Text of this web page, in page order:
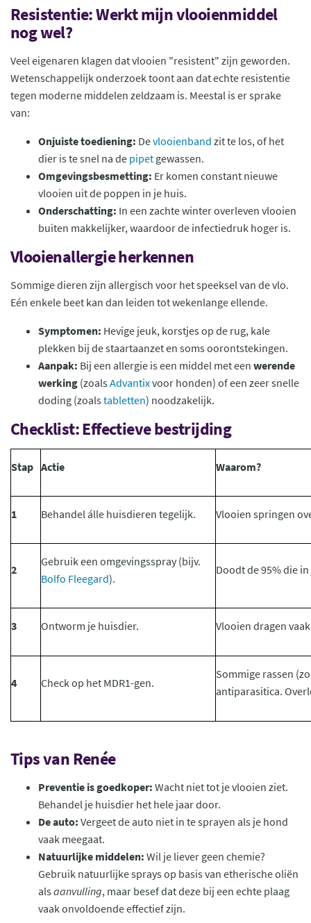
Resistentie: Werkt mijn vlooienmiddel
nog wel?
Veel eigenaren klagen dat vlooien "resistent" zijn geworden.
Wetenschappelijk onderzoek toont aan dat echte resistentie
tegen moderne middelen zeldzaam is. Meestal is er sprake
van:
Onjuiste toediening: Devlooienband zit te los, of het
dier is te snel na de pipet gewassen.
Omgevingsbesmetting: Er komen constant nieuwe
vlooien uit de poppen in je huis.
Onderschatting: In een zachte winter overleven vlooien
buiten makkelijker, waardoor de infectiedruk hoger is.
Vlooienallergie herkennen
Sommige dieren zijn allergisch voor het speeksel van de vlo.
Eén enkele beet kan dan leiden tot wekenlange ellende.
Symptomen: Hevige jeuk, korstjes op de rug, kale
plekken bij de staartaanzet en soms oorontstekingen.
Aanpak: Bij een allergie is een middel met een werende
werking (zoalsAdvantixvoor honden) of een zeer snelle
doding (zoalstabletten) noodzakelijk.
Checklist: Effectieve bestrijding
Stap Actie Waarom?
1 Behandel álle huisdieren tegelijk. Vlooien springen
2
Gebruik een omgevingsspray (bijv.
Bolfo Fleegard).
Doodt de 95% die
3 Ontworm je huisdier. Vlooien dragen
4 Check op het MDR1-gen.
Sommige rassen
antiparasitica.
Tips van Renée
Preventie is goedkoper: Wacht niet tot je vlooien ziet.
Behandel je huisdier het hele jaar door.
De auto: Vergeet de auto niet in te sprayen als je hond
vaak meegaat.
Natuurlijke middelen: Wil je liever geen chemie?
Gebruik natuurlijke sprays op basis van etherische oliën
alsaanvulling, maar besef dat deze bij een echte plaag
vaak onvoldoende effectief zijn.